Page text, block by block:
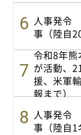
人事発令
事（陸自
令和8年
が活動、
援、米軍
報まで）
人事発令
事（陸自1